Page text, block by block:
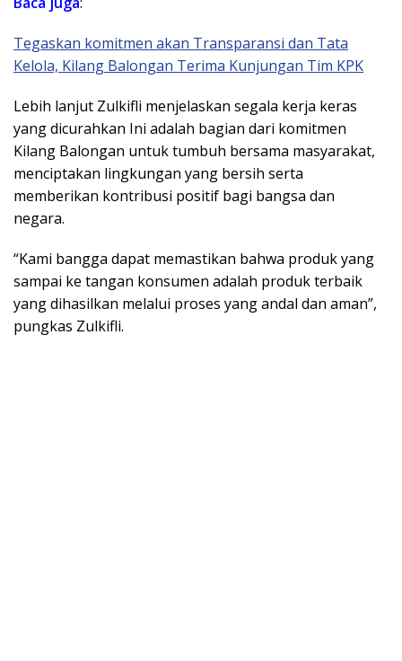
Tegaskan komitmen akan Transparansi dan Tata
Kelola, Kilang Balongan Terima Kunjungan Tim KPK
Lebih lanjut Zulkifli menjelaskan segala kerja keras
yang dicurahkan Ini adalah bagian dari komitmen
Kilang Balongan untuk tumbuh bersama masyarakat,
menciptakan lingkungan yang bersih serta
memberikan kontribusi positif bagi bangsa dan
negara.
“Kami bangga dapat memastikan bahwa produk yang
sampai ke tangan konsumen adalah produk terbaik
yang dihasilkan melalui proses yang andal dan aman”,
pungkas Zulkifli.